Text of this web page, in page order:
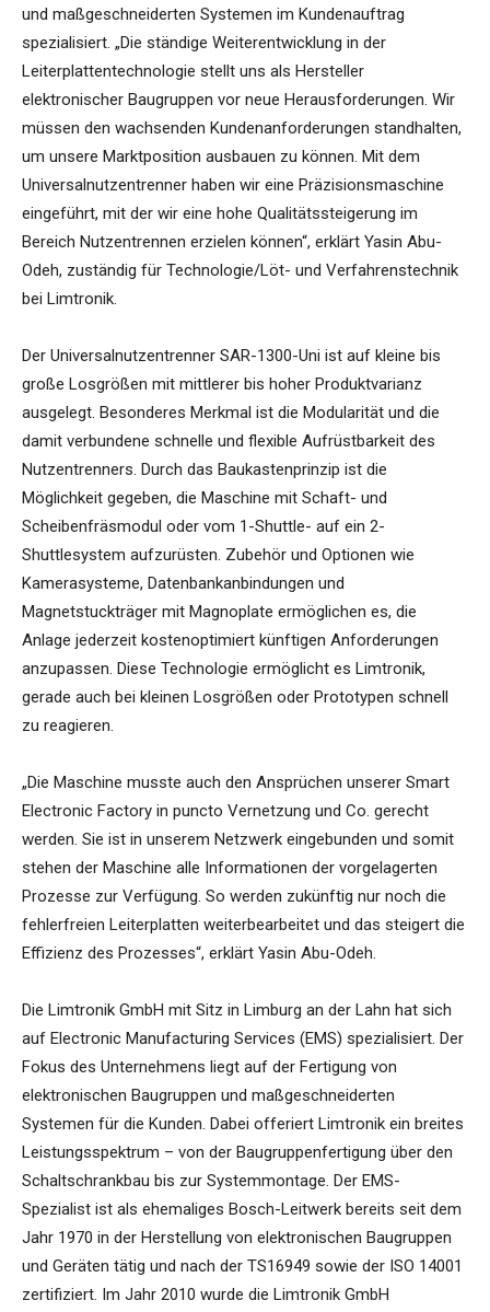
und maßgeschneiderten Systemen im Kundenauftrag
spezialisiert. „Die ständige Weiterentwicklung in der
Leiterplattentechnologie stellt uns als Hersteller
elektronischer Baugruppen vor neue Herausforderungen. Wir
müssen den wachsenden Kundenanforderungen standhalten,
um unsere Marktposition ausbauen zu können. Mit dem
Universalnutzentrenner haben wir eine Präzisionsmaschine
eingeführt, mit der wir eine hohe Qualitätssteigerung im
Bereich Nutzentrennen erzielen können“, erklärt Yasin Abu-
Odeh, zuständig für Technologie/Löt- und Verfahrenstechnik
bei Limtronik.
Der Universalnutzentrenner SAR-1300-Uni ist auf kleine bis
große Losgrößen mit mittlerer bis hoher Produktvarianz
ausgelegt. Besonderes Merkmal ist die Modularität und die
damit verbundene schnelle und flexible Aufrüstbarkeit des
Nutzentrenners. Durch das Baukastenprinzip ist die
Möglichkeit gegeben, die Maschine mit Schaft- und
Scheibenfräsmodul oder vom 1-Shuttle- auf ein 2-
Shuttlesystem aufzurüsten. Zubehör und Optionen wie
Kamerasysteme, Datenbankanbindungen und
Magnetstuckträger mit Magnoplate ermöglichen es, die
Anlage jederzeit kostenoptimiert künftigen Anforderungen
anzupassen. Diese Technologie ermöglicht es Limtronik,
gerade auch bei kleinen Losgrößen oder Prototypen schnell
zu reagieren.
„Die Maschine musste auch den Ansprüchen unserer Smart
Electronic Factory in puncto Vernetzung und Co. gerecht
werden. Sie ist in unserem Netzwerk eingebunden und somit
stehen der Maschine alle Informationen der vorgelagerten
Prozesse zur Verfügung. So werden zukünftig nur noch die
fehlerfreien Leiterplatten weiterbearbeitet und das steigert die
Effizienz des Prozesses“, erklärt Yasin Abu-Odeh.
Die Limtronik GmbH mit Sitz in Limburg an der Lahn hat sich
auf Electronic Manufacturing Services (EMS) spezialisiert. Der
Fokus des Unternehmens liegt auf der Fertigung von
elektronischen Baugruppen und maßgeschneiderten
Systemen für die Kunden. Dabei offeriert Limtronik ein breites
Leistungsspektrum – von der Baugruppenfertigung über den
Schaltschrankbau bis zur Systemmontage. Der EMS-
Spezialist ist als ehemaliges Bosch-Leitwerk bereits seit dem
Jahr 1970 in der Herstellung von elektronischen Baugruppen
und Geräten tätig und nach der TS16949 sowie der ISO 14001
zertifiziert. Im Jahr 2010 wurde die Limtronik GmbH